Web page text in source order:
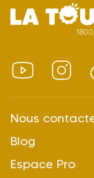
Nous
Blog
Espace Pro